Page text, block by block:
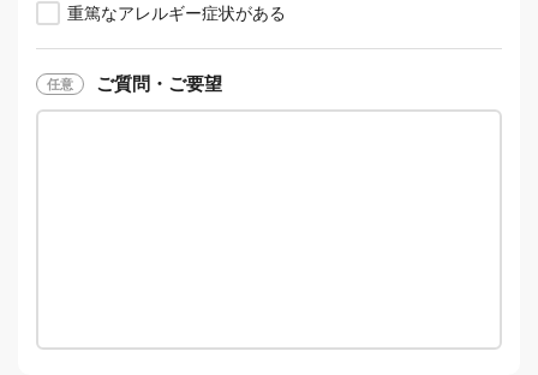
重篤なアレルギー症状がある
ご質問・ご要望